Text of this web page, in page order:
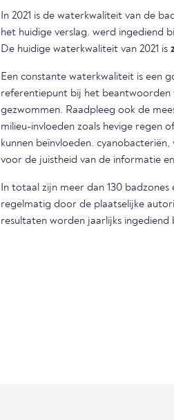
In 2021 is de waterkwaliteit van de
het huidige verslag. werd ingediend
De huidige waterkwaliteit van 2021 is
Een constante waterkwaliteit is een
referentiepunt bij het beantwoorden
gezwommen. Raadpleeg ook de
milieu-invloeden zoals hevige regen
kunnen beïnvloeden.
voor de juistheid van de informatie
In totaal zijn meer dan 130
regelmatig door de plaatselijke
resultaten worden jaarlijks